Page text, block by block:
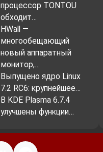
процессор TONTOU
обходит…
HWall —
многообещающий
новый аппаратный
монитор,…
Выпущено ядро Linux
7.2 RC6: крупнейшее…
В KDE Plasma 6.7.4
улучшены функции…